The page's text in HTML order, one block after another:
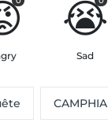
😭
Sad
CAMPHIA